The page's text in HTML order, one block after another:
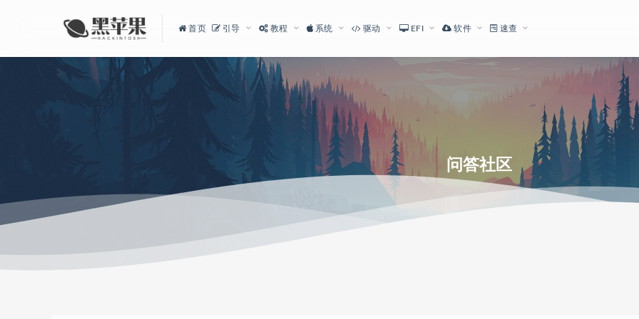
首页 引导 教程 系统 驱动 EFI 软件 速查
问答社区